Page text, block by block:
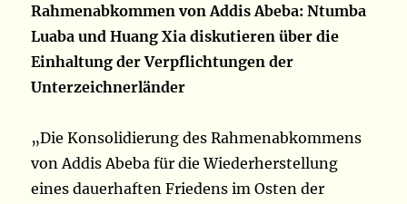
Rahmenabkommen von Addis Abeba: Ntumba
Luaba und Huang Xia diskutieren über die
Einhaltung der Verpflichtungen der
Unterzeichnerländer
„Die Konsolidierung des Rahmenabkommens
von Addis Abeba für die Wiederherstellung
eines dauerhaften Friedens im Osten der